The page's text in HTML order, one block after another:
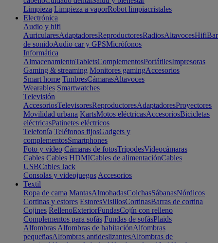
Limpieza Limpieza a vaporRobot limpiacristales
Electrónica
Audio y hifi
AuricularesAdaptadoresReproductoresRadiosAltavocesHifi
de sonidoAudio car y GPSMicrófonos
Informática
AlmacenamientoTabletsComplementosPortátilesImpresoras
Gaming & streaming Monitores gamingAccesorios
Smart home TimbresCámarasAltavoces
Wearables Smartwatches
Televisión
AccesoriosTelevisoresReproductoresAdaptadoresProyectores
Movilidad urbana KartsMotos eléctricasAccesoriosBicicletas
eléctricasPatinetes eléctricos
Telefonía Teléfonos fijosGadgets y
complementosSmartphones
Foto y vídeo Cámaras de fotosTrípodesVideocámaras
Cables Cables HDMICables de alimentaciónCables
USBCables Jack
Consolas y videojuegos Accesorios
Textil
Ropa de cama MantasAlmohadasColchasSábanasNórdicos
Cortinas y estores EstoresVisillosCortinasBarras de cortina
Cojines RellenoExteriorFundasCojín con relleno
Complementos para sofás Fundas de sofásPlaids
Alfombras Alfombras de habitaciónAlfombras
pequeñasAlfombras antideslizantesAlfombras de